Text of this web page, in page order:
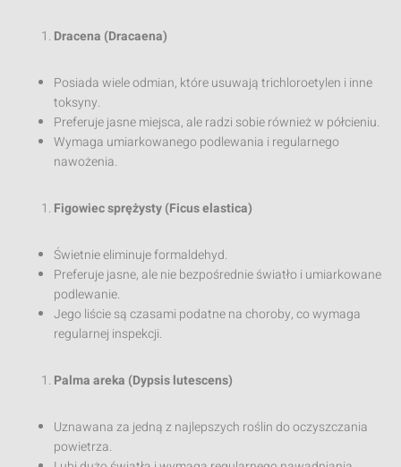
Dracena (Dracaena)
Posiada wiele odmian, które usuwają trichloroetylen i inne
toksyny.
Preferuje jasne miejsca, ale radzi sobie również w półcieniu.
Wymaga umiarkowanego podlewania i regularnego
nawożenia.
Figowiec sprężysty (Ficus elastica)
Świetnie eliminuje formaldehyd.
Preferuje jasne, ale nie bezpośrednie światło i umiarkowane
podlewanie.
Jego liście są czasami podatne na choroby, co wymaga
regularnej inspekcji.
Palma areka (Dypsis lutescens)
Uznawana za jedną z najlepszych roślin do oczyszczania
powietrza.